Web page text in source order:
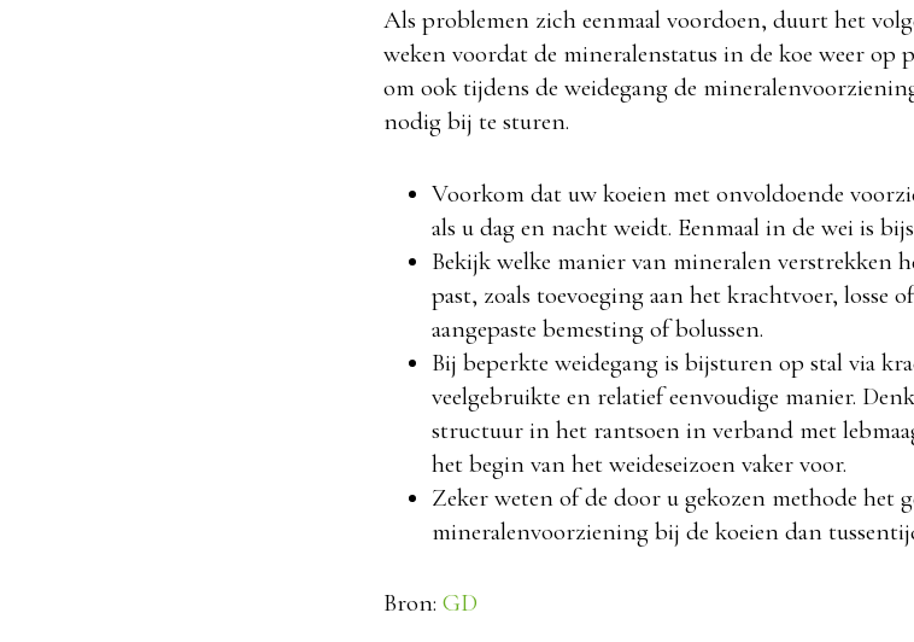
Als problemen zich eenmaal voordoen, duurt het
weken voordat de mineralenstatus in de koe weer op
om ook tijdens de weidegang de
nodig bij te sturen.
Voorkom dat uw koeien met onvoldoende
als u dag en nacht weidt. Eenmaal in de wei is
Bekijk welke manier van mineralen verstrekken
past, zoals toevoeging aan het krachtvoer, losse
aangepaste bemesting of bolussen.
Bij beperkte weidegang is bijsturen op stal via
veelgebruikte en relatief eenvoudige manier.
structuur in het rantsoen in verband met
het begin van het weideseizoen vaker voor.
Zeker weten of de door u gekozen methode het
mineralenvoorziening bij de koeien dan
Bron: GD